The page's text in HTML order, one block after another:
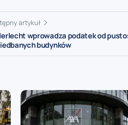
artykuł
wprowadza podatek od
budynków